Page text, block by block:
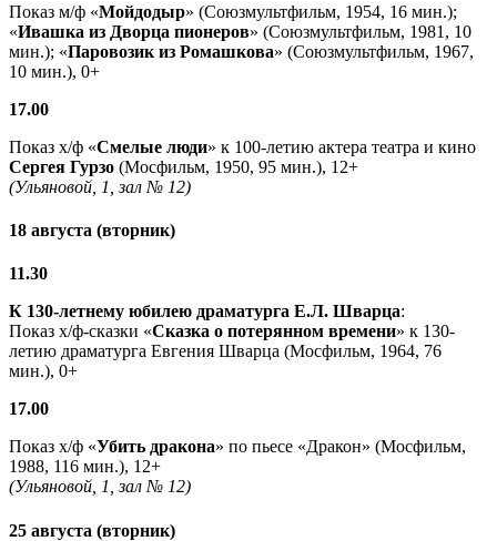
Показ м/ф «Мойдодыр» (Союзмультфильм, 1954, 16 мин.);
«Ивашка из Дворца пионеров» (Союзмультфильм, 1981, 10
мин.); «Паровозик из Ромашкова» (Союзмультфильм, 1967,
10 мин.), 0+
17.00
Показ х/ф «Смелые люди» к 100-летию актера театра и кино
Сергея Гурзо (Мосфильм, 1950, 95 мин.), 12+
(Ульяновой, 1, зал № 12)
18 августа (вторник)
11.30
К 130-летнему юбилею драматурга Е.Л. Шварца:
Показ х/ф-сказки «Сказка о потерянном времени» к 130-
летию драматурга Евгения Шварца (Мосфильм, 1964, 76
мин.), 0+
17.00
Показ х/ф «Убить дракона» по пьесе «Дракон» (Мосфильм,
1988, 116 мин.), 12+
(Ульяновой, 1, зал № 12)
25 августа (вторник)